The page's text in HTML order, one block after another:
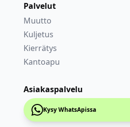
Palvelut
Muutto
Kuljetus
Kierrätys
Kantoapu
Asiakaspalvelu
Kysy WhatsApissa